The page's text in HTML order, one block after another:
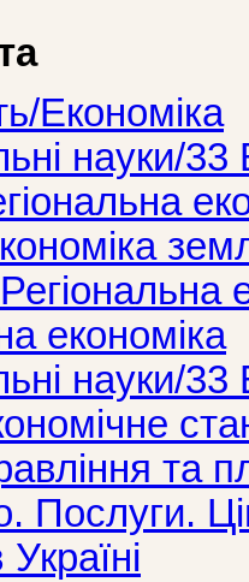
Економіка
науки/33
економіка
науки/33
та
Послуги.